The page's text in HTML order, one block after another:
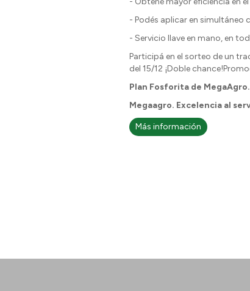
- Podés aplicar en simultáneo
- Servicio llave en mano, en
Participá en el sorteo de un
del 15/12 ¡Doble
Plan Fosforita de
Megaagro. Excelencia al
Más información